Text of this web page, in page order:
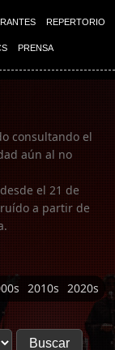
REPERTORIO
PRENSA
consultando el
aún al no
el 21 de
a partir de
2010s 2020s